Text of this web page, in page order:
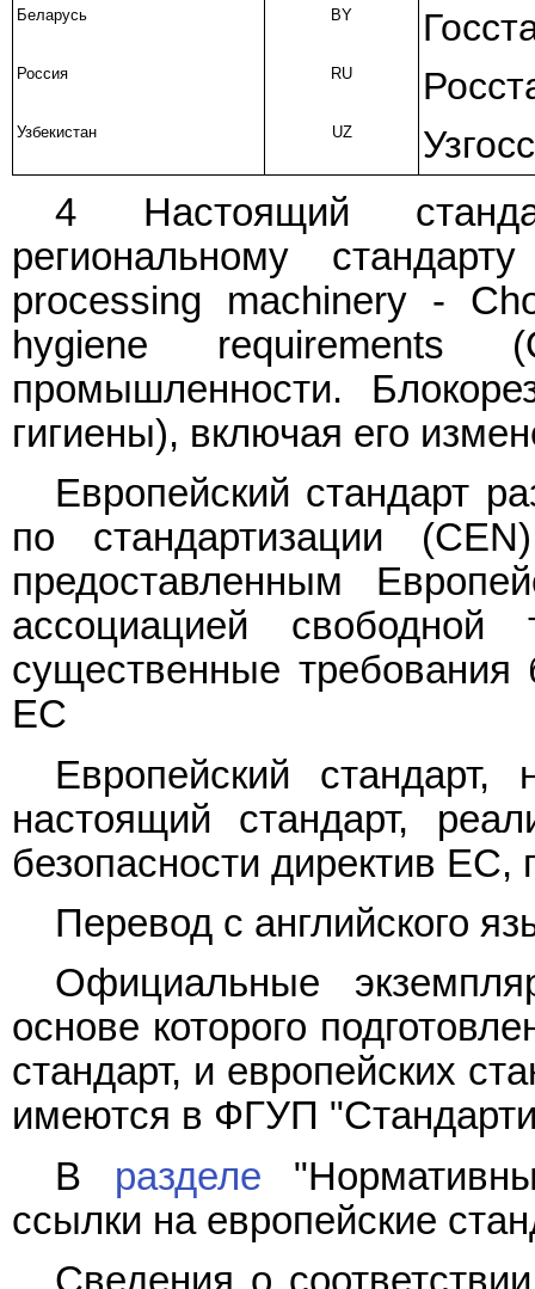
Беларусь BY
Россия RU
Узбекистан UZ
4 Настоящий
региональному
processing machinery -
hygiene requirements
промышленности.
гигиены), включая его
Европейский стандарт
по стандартизации
предоставленным
ассоциацией свободной
существенные требования
ЕС
Европейский стандарт,
настоящий стандарт,
безопасности директив
Перевод с английского
Официальные
основе которого
стандарт, и европейских
имеются в ФГУП
В разделе
ссылки на европейские